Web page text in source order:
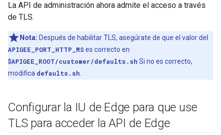
La API de administración ahora admite el acceso a través
de TLS.
Nota: Después de habilitar TLS, asegúrate de que el valor del
APIGEE_PORT_HTTP_MSes correcto en
$APIGEE_ROOT/customer/defaults.sh Si no es correcto,
modifica defaults.sh
Configurar la IU de Edge para que use
TLS para acceder la API de Edge